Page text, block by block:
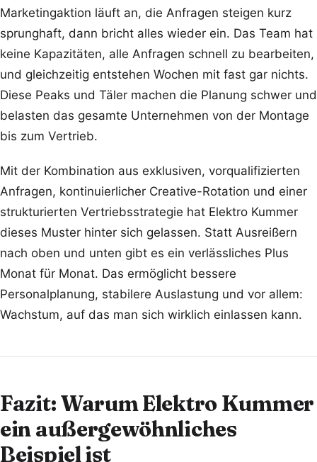
Marketingaktion läuft an, die Anfragen steigen kurz
sprunghaft, dann bricht alles wieder ein. Das Team hat
keine Kapazitäten, alle Anfragen schnell zu bearbeiten,
und gleichzeitig entstehen Wochen mit fast gar nichts.
Diese Peaks und Täler machen die Planung schwer und
belasten das gesamte Unternehmen von der Montage
bis zum Vertrieb.
Mit der Kombination aus exklusiven, vorqualifizierten
Anfragen, kontinuierlicher Creative-Rotation und einer
strukturierten Vertriebsstrategie hat Elektro Kummer
dieses Muster hinter sich gelassen. Statt Ausreißern
nach oben und unten gibt es ein verlässliches Plus
Monat für Monat. Das ermöglicht bessere
Personalplanung, stabilere Auslastung und vor allem:
Wachstum, auf das man sich wirklich einlassen kann.
Fazit: Warum Elektro Kummer
ein außergewöhnliches
Beispiel ist